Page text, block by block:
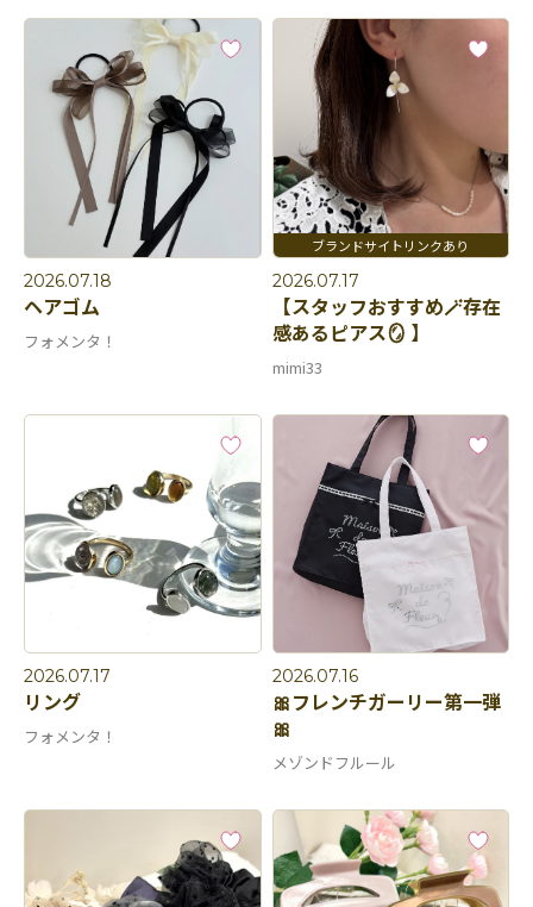
2026.07.18
ヘアゴム
フォメンタ！
2026.07.17
【スタッフおすすめ🪄存在
感あるピアス🪞 】
mimi33
2026.07.17
リング
フォメンタ！
2026.07.16
🎀フレンチガーリー第一弾
🎀
メゾンドフルール